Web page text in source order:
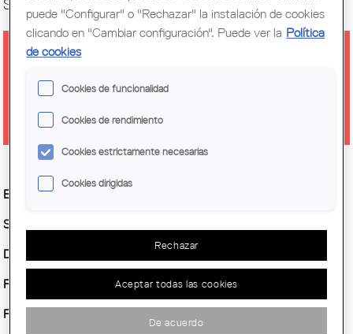
Setmana Arquitectura
MATEO
Entidad Organizadora :
Sitio :
Demarcación :
Fecha inicio :
Martes, 25 Noviembre, 2025
Fecha fin :
puede "Configurar" o "Rechazar" la instalación de cookies
clicando en "Cambiar configuración". Puede ver la Política
de cookies
Cookies de funcionalidad
Cookies de rendimiento
Cookies estrictamente necesarias
Cookies dirigidas
Rechazar
Aceptar todas las cookies
De acuerdo